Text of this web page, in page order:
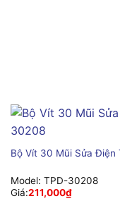
Bộ Vít 30 Mũi Sửa
Model: TPD-30208
Giá:211,000₫